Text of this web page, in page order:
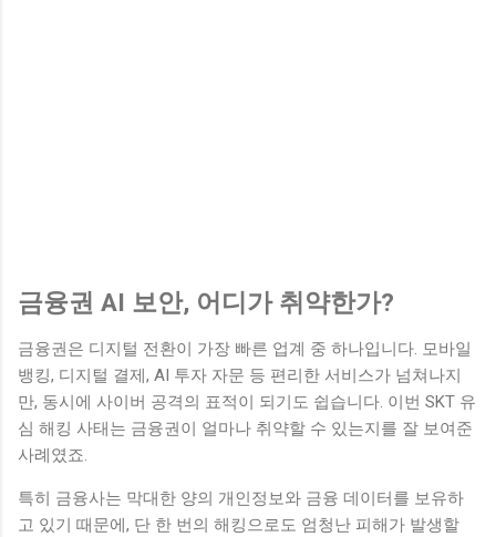
금융권 AI 보안, 어디가 취약한가?
금융권은 디지털 전환이 가장 빠른 업계 중 하나입니다. 모바일
뱅킹, 디지털 결제, AI 투자 자문 등 편리한 서비스가 넘쳐나지
만, 동시에 사이버 공격의 표적이 되기도 쉽습니다. 이번 SKT 유
심 해킹 사태는 금융권이 얼마나 취약할 수 있는지를 잘 보여준
사례였죠.
특히 금융사는 막대한 양의 개인정보와 금융 데이터를 보유하
고 있기 때문에, 단 한 번의 해킹으로도 엄청난 피해가 발생할